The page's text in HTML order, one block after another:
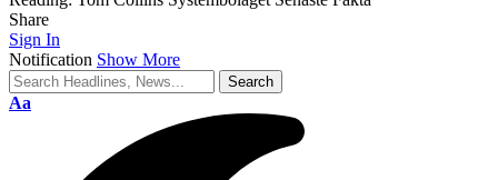
Share
Sign In
Notification Show More
Font
Aa